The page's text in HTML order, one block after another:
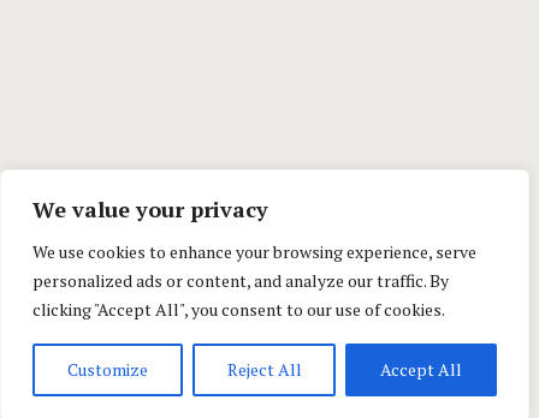
We value your privacy
We use cookies to enhance your browsing experience, serve
personalized ads or content, and analyze our traffic. By
clicking "Accept All", you consent to our use of cookies.
Customize Reject All Accept All